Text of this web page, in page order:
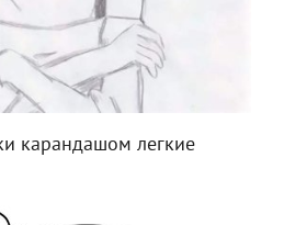
карандашом легкие